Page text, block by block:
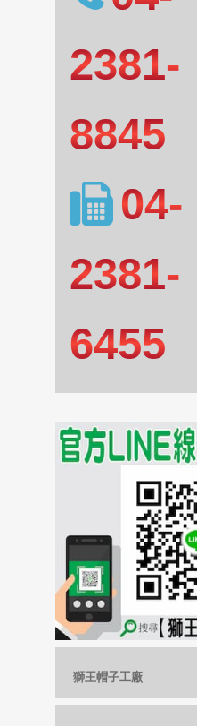
2381-
8845
04-
2381-
6455
獅王帽子工廠